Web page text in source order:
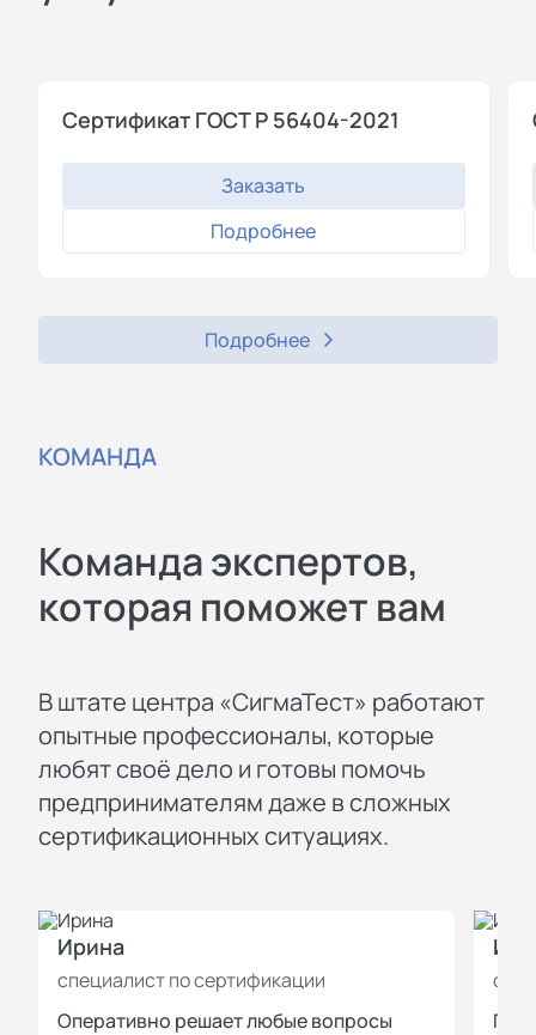
Сертификат ГОСТ Р 56404-2021
Заказать
Подробнее
Подробнее
КОМАНДА
Команда экспертов,
которая поможет вам
В штате центра «СигмаТест» работают
опытные профессионалы, которые
любят своё дело и готовы помочь
предпринимателям даже в сложных
сертификационных ситуациях.
Ирина
специалист по сертификации
Оперативно решает любые вопросы